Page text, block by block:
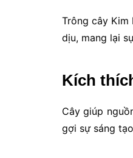
Trông cây
dịu, mang lại
Kích
Cây giúp
gợi sự sáng